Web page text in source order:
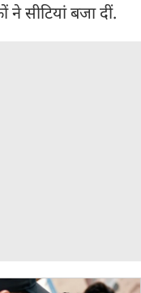
सीटियां बजा दीं.